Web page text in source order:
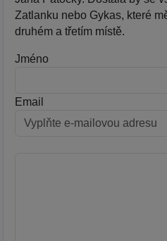
Zatlanku nebo Gykas, které
druhém a třetím místě.
Jméno
Email